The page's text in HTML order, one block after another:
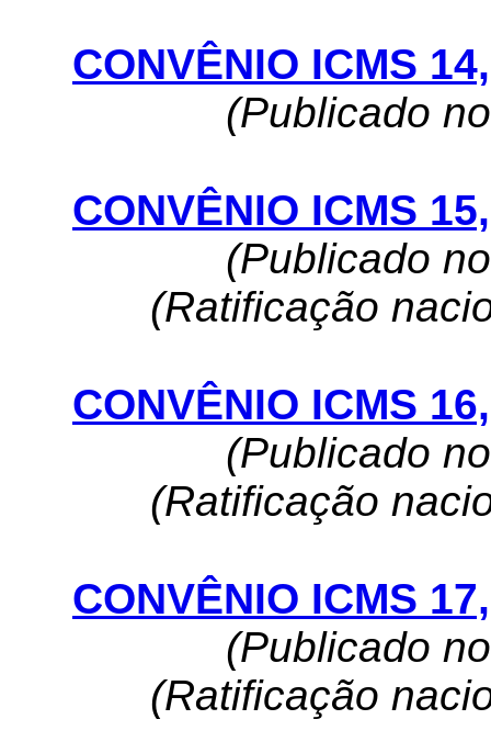
CONVÊNIO ICMS
(Publicado
CONVÊNIO ICMS
(Publicado
(Ratificação
CONVÊNIO ICMS
(Publicado
(Ratificação
CONVÊNIO ICMS
(Publicado
(Ratificação